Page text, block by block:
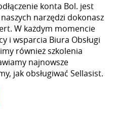
konta Bol. jest
narzędzi dokonasz
W każdym momencie
i wsparcia Biura Obsługi
również szkolenia
najnowsze
jak obsługiwać Sellasist.